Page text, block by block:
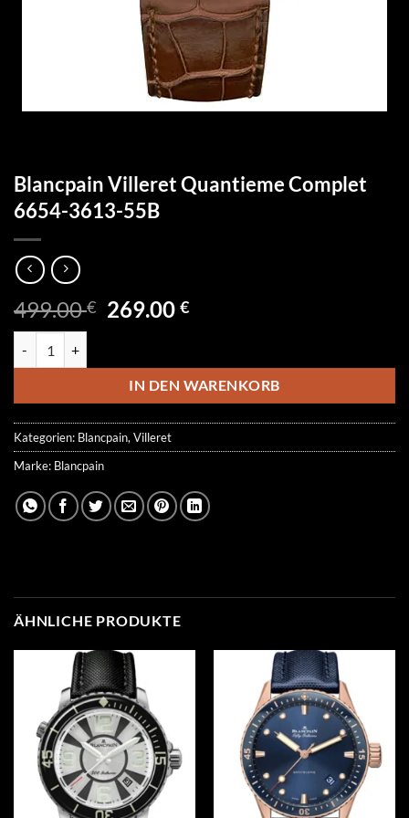
Blancpain Villeret Quantieme Complet
6654-3613-55B
499.00€ Ursprünglicher
499.00 €
269.00€Aktueller
269.00 €.
IN DEN WARENKORB
Kategorien: Blancpain, Villeret
Marke: Blancpain
ÄHNLICHE PRODUKTE